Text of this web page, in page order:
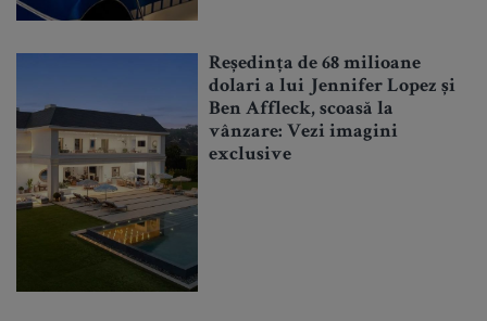
Reședința de 68 milioane
dolari a lui Jennifer Lopez și
Ben Affleck, scoasă la
vânzare: Vezi imagini
exclusive